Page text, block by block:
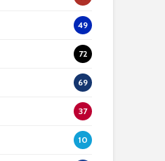
49
72
69
37
10